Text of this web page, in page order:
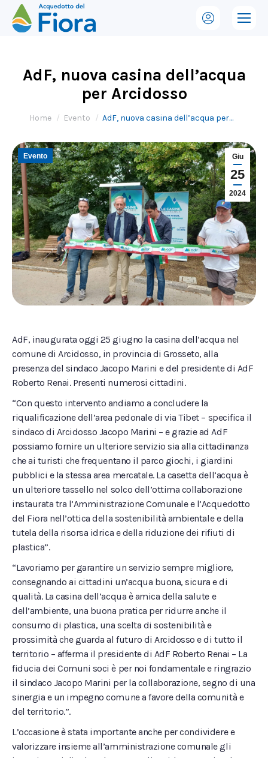
AdF, nuova casina dell’acqua
per Arcidosso
Tu sei qui:
Home Evento AdF, nuova casina dell’acqua per…
Giu
25
2024
Evento
AdF, inaugurata oggi 25 giugno la casina dell’acqua nel
comune di Arcidosso, in provincia di Grosseto, alla
presenza del sindaco Jacopo Marini e del presidente di AdF
Roberto Renai. Presenti numerosi cittadini.
“Con questo intervento andiamo a concludere la
riqualificazione dell’area pedonale di via Tibet – specifica il
sindaco di Arcidosso Jacopo Marini – e grazie ad AdF
possiamo fornire un ulteriore servizio sia alla cittadinanza
che ai turisti che frequentano il parco giochi, i giardini
pubblici e la stessa area mercatale. La casetta dell’acqua è
un ulteriore tassello nel solco dell’ottima collaborazione
instaurata tra l’Amministrazione Comunale e l’Acquedotto
del Fiora nell’ottica della sostenibilità ambientale e della
tutela della risorsa idrica e della riduzione dei rifiuti di
plastica”.
“Lavoriamo per garantire un servizio sempre migliore,
consegnando ai cittadini un’acqua buona, sicura e di
qualità. La casina dell’acqua è amica della salute e
dell’ambiente, una buona pratica per ridurre anche il
consumo di plastica, una scelta di sostenibilità e
prossimità che guarda al futuro di Arcidosso e di tutto il
territorio – afferma il presidente di AdF Roberto Renai – La
fiducia dei Comuni soci è per noi fondamentale e ringrazio
il sindaco Jacopo Marini per la collaborazione, segno di una
sinergia e un impegno comune a favore della comunità e
del territorio.”.
L’occasione è stata importante anche per condividere e
valorizzare insieme all’amministrazione comunale gli